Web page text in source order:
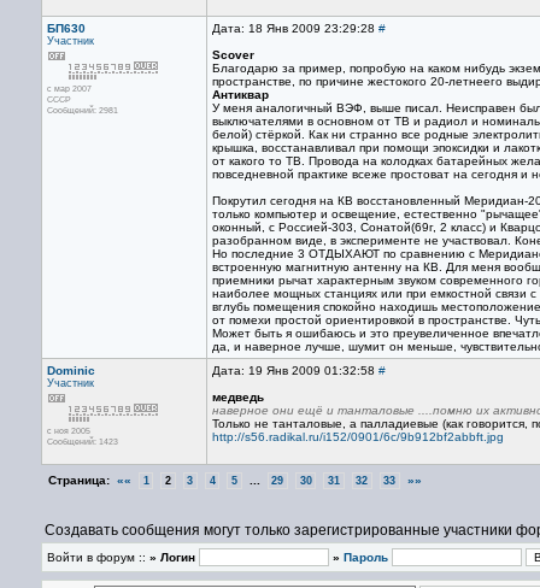
БП630
Участник
с мар 2007
CCCP
Сообщений: 2981
Дата: 18 Янв 2009 23:29:28 #
Scover
Благодарю за пример, попробую на каком нибудь
пространстве, по причине жестокого 20-летнеего
Антиквар
У меня аналогичный ВЭФ, выше писал. Неисправен
выключателями в основном от ТВ и радиол и
белой) стёркой. Как ни странно все родные
крышка, восстанавливал при помощи эпоксидки и
от какого то ТВ. Провода на колодках батарейных
повседневной практике всеже простоват на сегодня и
Покрутил сегодня на КВ восстановленный Меридиан-
только компьютер и освещение, естественно
оконный, с Россией-303, Сонатой(69г, 2 класс) и
разобранном виде, в эксперименте не участвовал.
Но последние 3 ОТДЫХАЮТ по сравнению с
встроенную магнитную антенну на КВ. Для меня
приемники рычат характерным звуком
наиболее мощных станциях или при емкостной связи
вглубь помещения спокойно находишь
от помехи простой ориентировкой в пространстве.
Может быть я ошибаюсь и это преувеличенное
да, и наверное лучше, шумит он меньше,
Dominic
Участник
с ноя 2005
Сообщений: 1423
Дата: 19 Янв 2009 01:32:58 #
медведь
наверное они ещё и танталовые ....помню их
Только не танталовые, а палладиевые (как говорится,
http://s56.radikal.ru/i152/0901/6c/9b912bf2abbft.jpg
Страница: «« 1 2 3 4 5 29 30 31 32 33 »»
Создавать сообщения могут только зарегистрированные участники
Войти в форум :: » Логин » Пароль